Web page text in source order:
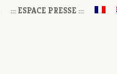
::: ESPACE PRESSE :::